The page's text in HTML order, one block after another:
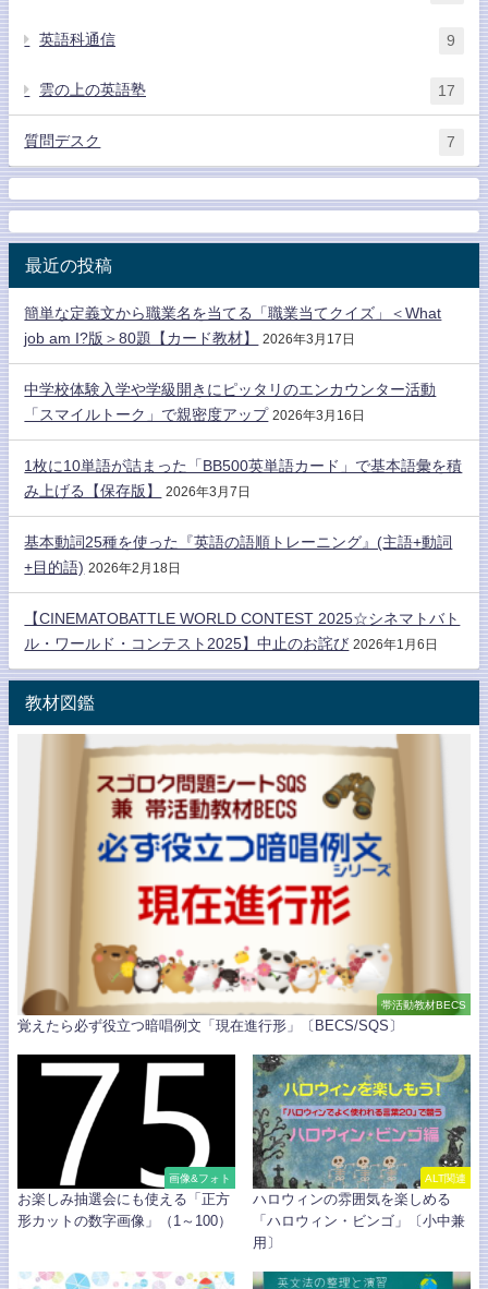
英語科通信 9
雲の上の英語塾 17
質問デスク 7
最近の投稿
簡単な定義文から職業名を当てる「職業当てクイズ」＜What
job am I?版＞80題【カード教材】
2026年3月17日
中学校体験入学や学級開きにピッタリのエンカウンター活動
「スマイルトーク」で親密度アップ 2026年3月16日
1枚に10単語が詰まった「BB500英単語カード」で基本語彙を積
み上げる【保存版】
2026年3月7日
基本動詞25種を使った『英語の語順トレーニング』(主語+動詞
+目的語) 2026年2月18日
【CINEMATOBATTLE WORLD CONTEST 2025☆シネマトバト
ル・ワールド・コンテスト2025】中止のお詫び 2026年1月6日
教材図鑑
帯活動教材BECS
覚えたら必ず役立つ暗唱例文「現在進行形」〔BECS/SQS〕
画像&フォト
お楽しみ抽選会にも使える「正方
形カットの数字画像」（1～100）
ALT関連
ハロウィンの雰囲気を楽しめる
「ハロウィン・ビンゴ」〔小中兼
用〕